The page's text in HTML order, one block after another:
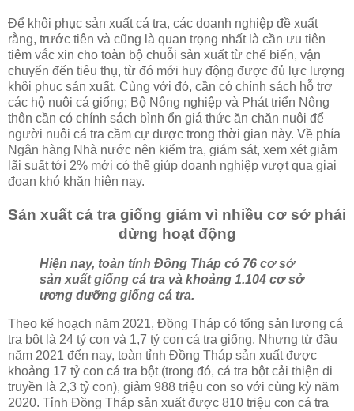
Để khôi phục sản xuất cá tra, các doanh nghiệp đề xuất
rằng, trước tiên và cũng là quan trọng nhất là cần ưu tiên
tiêm vắc xin cho toàn bộ chuỗi sản xuất từ chế biến, vận
chuyển đến tiêu thụ, từ đó mới huy động được đủ lực lượng
khôi phục sản xuất. Cùng với đó, cần có chính sách hỗ trợ
các hộ nuôi cá giống; Bộ Nông nghiệp và Phát triển Nông
thôn cần có chính sách bình ổn giá thức ăn chăn nuôi để
người nuôi cá tra cầm cự được trong thời gian này. Về phía
Ngân hàng Nhà nước nên kiểm tra, giám sát, xem xét giảm
lãi suất tới 2% mới có thể giúp doanh nghiệp vượt qua giai
đoạn khó khăn hiện nay.
Sản xuất cá tra giống giảm vì nhiều cơ sở phải
dừng hoạt động
Hiện nay, toàn tỉnh Đồng Tháp có 76 cơ sở
sản xuất giống cá tra và khoảng 1.104 cơ sở
ương dưỡng giống cá tra.
Theo kế hoạch năm 2021, Đồng Tháp có tổng sản lượng cá
tra bột là 24 tỷ con và 1,7 tỷ con cá tra giống. Nhưng từ đầu
năm 2021 đến nay, toàn tỉnh Đồng Tháp sản xuất được
khoảng 17 tỷ con cá tra bột (trong đó, cá tra bột cải thiện di
truyền là 2,3 tỷ con), giảm 988 triệu con so với cùng kỳ năm
2020. Tỉnh Đồng Tháp sản xuất được 810 triệu con cá tra